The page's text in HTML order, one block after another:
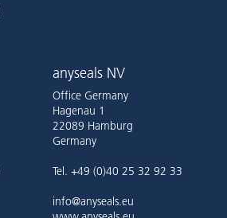
anyseals NV
Office Germany
Hagenau 1
22089 Hamburg
Germany
Tel. +49 (0)40 25 32 92 33
info@anyseals.eu